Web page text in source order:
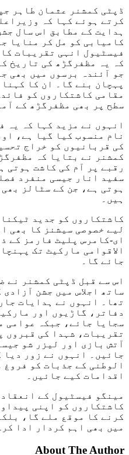
ڈپٹی کمشنر عثمان طاہر
کرتے ہوئے کہا کہ
ہدایت کے مطابق اس سال
کامیابی کو مل کر منایا
فیسٹیول انہی تقریبات
کہ یہ مظفرگڑھ کی تاریخ
جو آئندہ برسوں میں بھی
پہچان بنے گا۔ ان کا
مقامی کاشتکاروں کو
سطح پر بھی مظفرگڑھ کے
انہوں نے مزید کہا کہ یہ
نام منسوب کیا گیا ہے،
کی قربانیوں کو خراج
کمشنر نے بتایا کہ
رقبے پر آم کی کاشت ہوتی
سفید انار جیسی منفرد
ہوتی ہے، جن کے سٹالز
ہیں۔
کاشتکاروں کو جدید
لیے خصوصی سیشنز کا بھی
ای-کامرس پلیٹ فارمز کے
الاقوامی مارکیٹ تک
جائے گا۔
اس سے قبل ڈپٹی کمشنر نے
ساتھ اجلاس میں جشن
تھا۔ انہوں نے ہدایات
دفاتر، گاڑیوں اور
سجایا جائے، جبکہ عوامی
تقریبات، شہدا کی قبروں
آتش بازی اور لیزر شو
جائیں۔ انہوں نے زور
الوطنی کے جذبات کو فروغ
اقدامات کیے جائیں۔
مینگو فیسٹیول کے
کاشتکاروں کو اپنی
کرنے کا موقع ملے گا،
میں بھی اہم کردار ادا
About The Author